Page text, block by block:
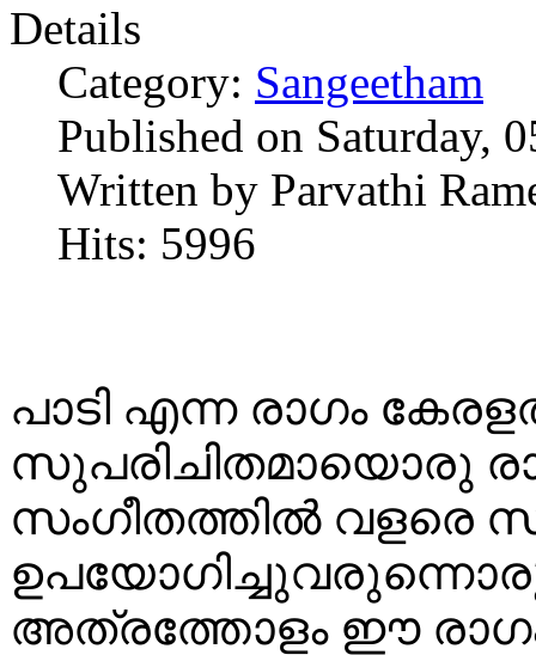
Details
Category: Sangeetham
Published on Saturday,
Written by Parvathi
Hits: 5996
പാടി എന്ന രാഗം
സുപരിചിതമായൊരു
സംഗീതത്തിൽ വളരെ
ഉപയോഗിച്ചുവരുന്നൊരു
അത്രത്തോളം ഈ